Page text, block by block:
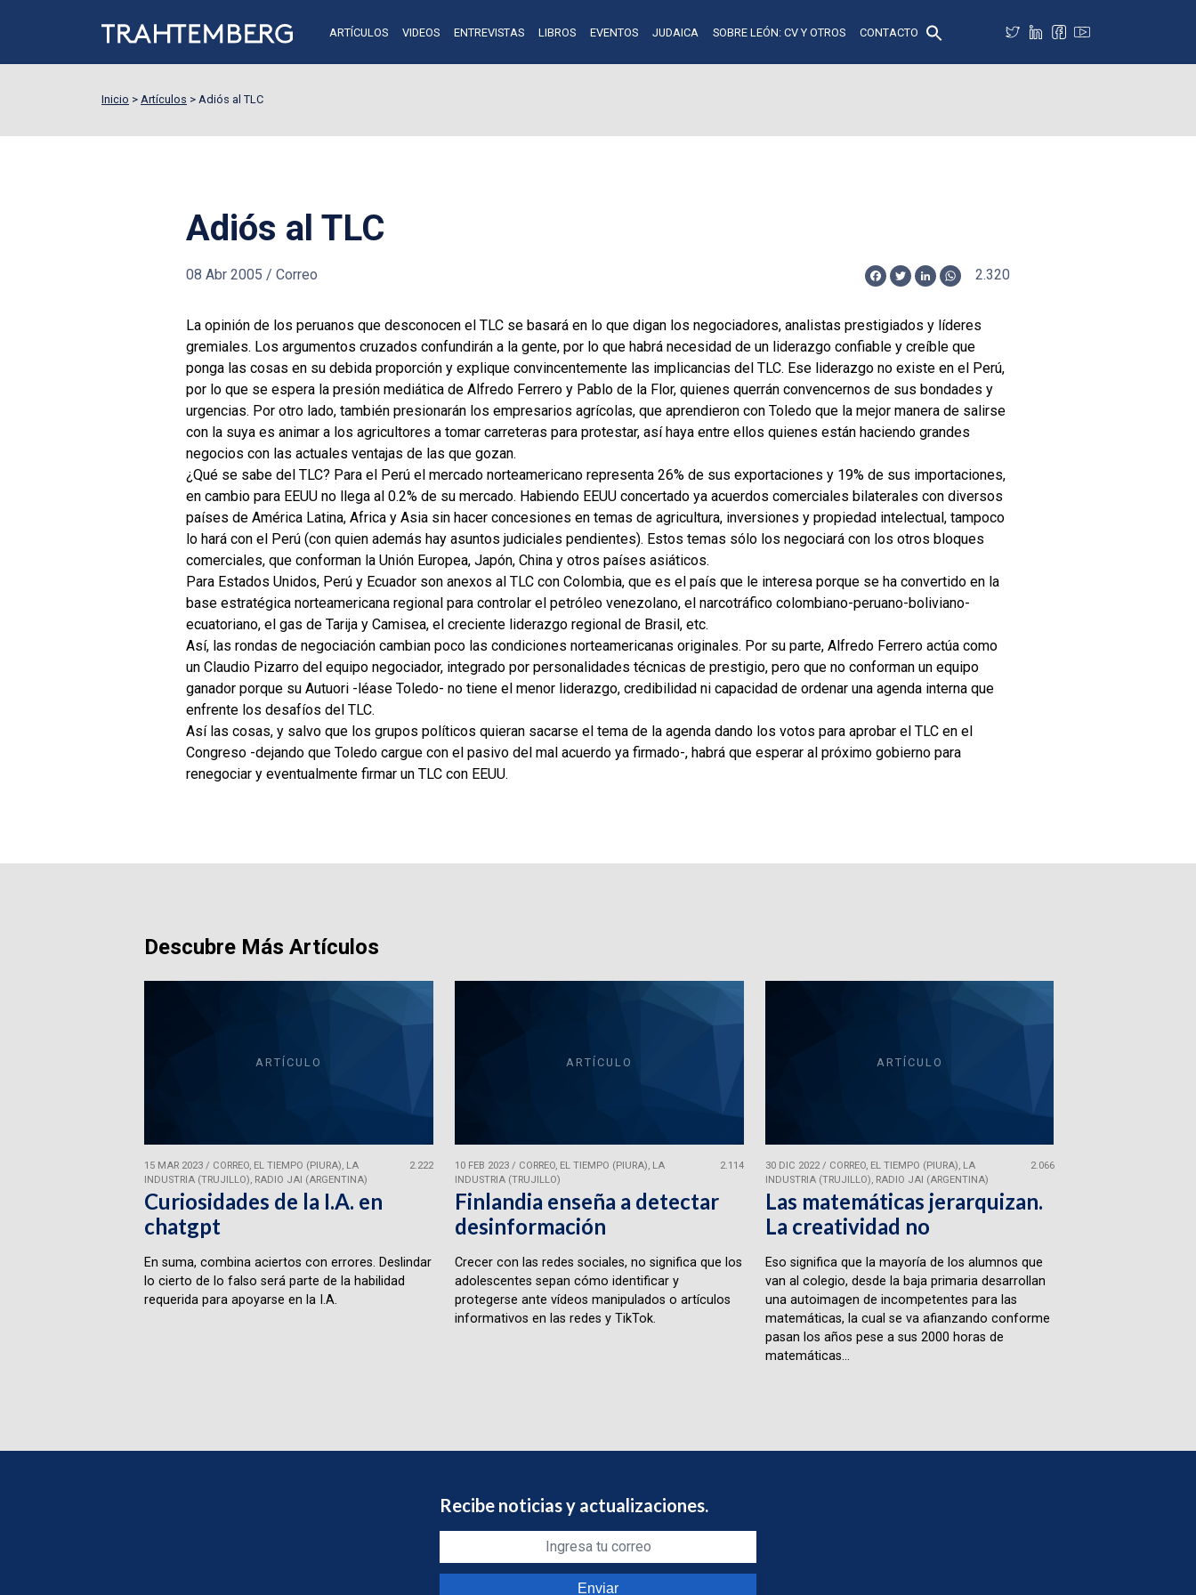
ARTÍCULOS VIDEOS ENTREVISTAS LIBROS EVENTOS JUDAICA SOBRE LEÓN: CV Y OTROS CONTACTO
Inicio > Artículos > Adiós al TLC
Adiós al TLC
08 Abr 2005 / Correo
Facebook
TwitterLinkedInWhatsApp
2.320
La opinión de los peruanos que desconocen el TLC se basará en lo que digan los negociadores, analistas prestigiados y líderes
gremiales. Los argumentos cruzados confundirán a la gente, por lo que habrá necesidad de un liderazgo confiable y creíble que
ponga las cosas en su debida proporción y explique convincentemente las implicancias del TLC. Ese liderazgo no existe en el Perú,
por lo que se espera la presión mediática de Alfredo Ferrero y Pablo de la Flor, quienes querrán convencernos de sus bondades y
urgencias. Por otro lado, también presionarán los empresarios agrícolas, que aprendieron con Toledo que la mejor manera de salirse
con la suya es animar a los agricultores a tomar carreteras para protestar, así haya entre ellos quienes están haciendo grandes
negocios con las actuales ventajas de las que gozan.
¿Qué se sabe del TLC? Para el Perú el mercado norteamericano representa 26% de sus exportaciones y 19% de sus importaciones,
en cambio para EEUU no llega al 0.2% de su mercado. Habiendo EEUU concertado ya acuerdos comerciales bilaterales con diversos
países de América Latina, Africa y Asia sin hacer concesiones en temas de agricultura, inversiones y propiedad intelectual, tampoco
lo hará con el Perú (con quien además hay asuntos judiciales pendientes). Estos temas sólo los negociará con los otros bloques
comerciales, que conforman la Unión Europea, Japón, China y otros países asiáticos.
Para Estados Unidos, Perú y Ecuador son anexos al TLC con Colombia, que es el país que le interesa porque se ha convertido en la
base estratégica norteamericana regional para controlar el petróleo venezolano, el narcotráfico colombiano-peruano-boliviano-
ecuatoriano, el gas de Tarija y Camisea, el creciente liderazgo regional de Brasil, etc.
Así, las rondas de negociación cambian poco las condiciones norteamericanas originales. Por su parte, Alfredo Ferrero actúa como
un Claudio Pizarro del equipo negociador, integrado por personalidades técnicas de prestigio, pero que no conforman un equipo
ganador porque su Autuori -léase Toledo- no tiene el menor liderazgo, credibilidad ni capacidad de ordenar una agenda interna que
enfrente los desafíos del TLC.
Así las cosas, y salvo que los grupos políticos quieran sacarse el tema de la agenda dando los votos para aprobar el TLC en el
Congreso -dejando que Toledo cargue con el pasivo del mal acuerdo ya firmado-, habrá que esperar al próximo gobierno para
renegociar y eventualmente firmar un TLC con EEUU.
Descubre Más Artículos
ARTÍCULO
15 MAR 2023/ CORREO, EL TIEMPO (PIURA), LA
INDUSTRIA (TRUJILLO), RADIO JAI (ARGENTINA)
2.222
Curiosidades de la I.A. en
chatgpt
En suma, combina aciertos con errores. Deslindar
lo cierto de lo falso será parte de la habilidad
requerida para apoyarse en la I.A.
ARTÍCULO
10 FEB 2023/ CORREO, EL TIEMPO (PIURA), LA
INDUSTRIA (TRUJILLO)
2.114
Finlandia enseña a detectar
desinformación
Crecer con las redes sociales, no significa que los
adolescentes sepan cómo identificar y
protegerse ante vídeos manipulados o artículos
informativos en las redes y TikTok.
ARTÍCULO
30 DIC 2022/ CORREO, EL TIEMPO (PIURA), LA
INDUSTRIA (TRUJILLO), RADIO JAI (ARGENTINA)
2.066
Las matemáticas jerarquizan.
La creatividad no
Eso significa que la mayoría de los alumnos que
van al colegio, desde la baja primaria desarrollan
una autoimagen de incompetentes para las
matemáticas, la cual se va afianzando conforme
pasan los años pese a sus 2000 horas de
matemáticas...
Recibe noticias y actualizaciones.